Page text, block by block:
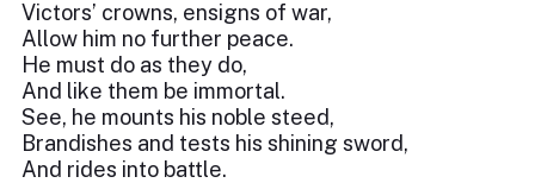
Victors’ crowns, ensigns of war,
Allow him no further peace.
He must do as they do,
And like them be immortal.
See, he mounts his noble steed,
Brandishes and tests his shining sword,
And rides into battle.